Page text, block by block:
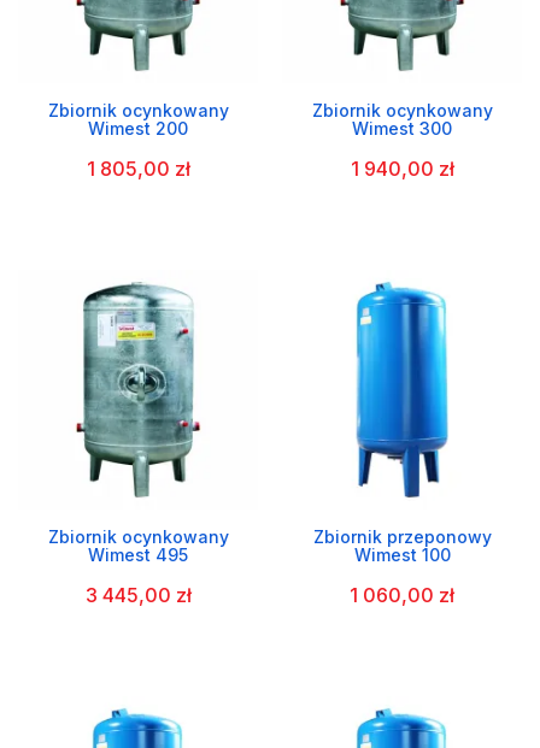
Zbiornik ocynkowany
Wimest 200
1 805,00 zł
Zbiornik ocynkowany
Wimest 300
1 940,00 zł
Zbiornik ocynkowany
Wimest 495
3 445,00 zł
Zbiornik przeponowy
Wimest 100
1 060,00 zł